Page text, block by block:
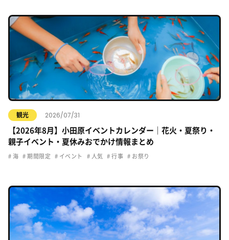
観光 2026/07/31
【2026年8月】小田原イベントカレンダー｜花火・夏祭り・
親子イベント・夏休みおでかけ情報まとめ
海 期間限定 イベント 人気 行事 お祭り